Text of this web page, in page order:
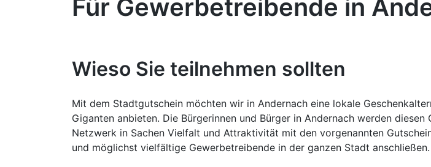
Für Gewerbetreibende in
Wieso Sie teilnehmen sollten
Mit dem Stadtgutschein möchten wir in Andernach eine lokale
Giganten anbieten. Die Bürgerinnen und Bürger in Andernach werden
Netzwerk in Sachen Vielfalt und Attraktivität mit den vorgenannten
und möglichst vielfältige Gewerbetreibende in der ganzen Stadt anschließen.